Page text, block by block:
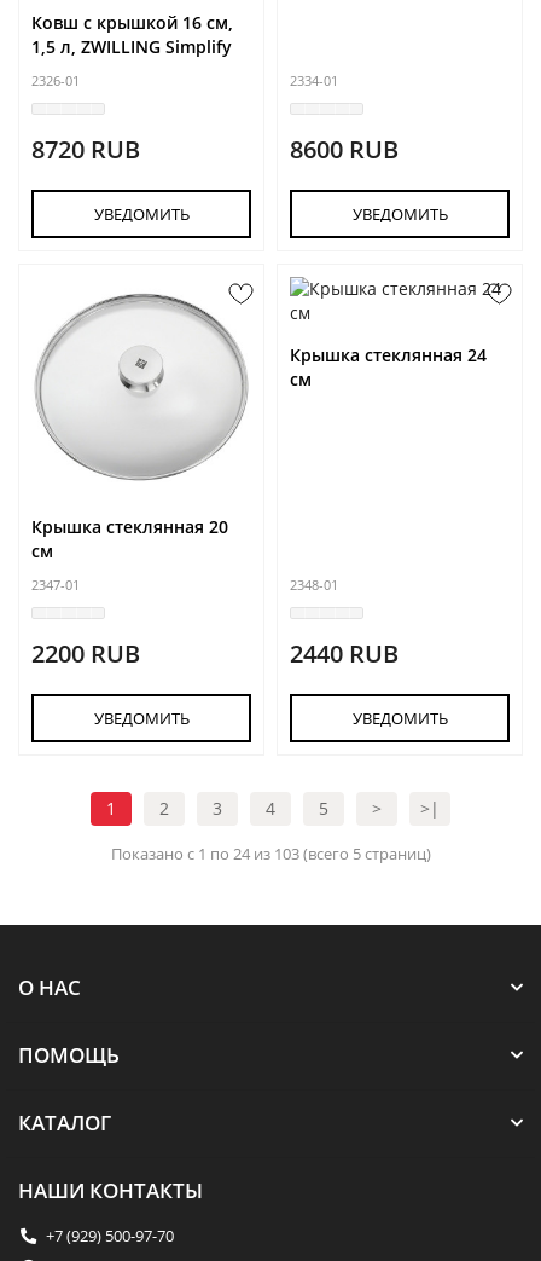
Ковш с крышкой 16 см,
1,5 л, ZWILLING Simplify
2326-01
8720 RUB
УВЕДОМИТЬ
2334-01
8600 RUB
УВЕДОМИТЬ
Крышка стеклянная 20
см
2347-01
2200 RUB
УВЕДОМИТЬ
Крышка стеклянная 24
см
2348-01
2440 RUB
УВЕДОМИТЬ
1 2 3 4 5 > >|
Показано с 1 по 24 из 103 (всего 5 страниц)
О НАС
ПОМОЩЬ
КАТАЛОГ
НАШИ КОНТАКТЫ
+7 (929) 500-97-70